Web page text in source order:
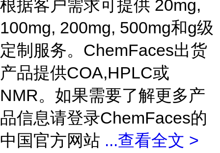
根据客户需求可提供 20mg,
100mg, 200mg, 500mg和g级
定制服务。ChemFaces出货
产品提供COA,HPLC或
NMR。如果需要了解更多产
品信息请登录ChemFaces的
中国官方网站 ...查看全文 >